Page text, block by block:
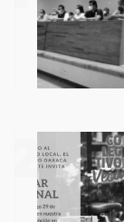
2